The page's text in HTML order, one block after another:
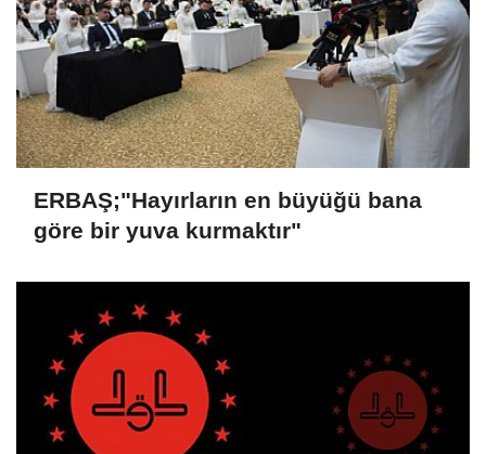
ERBAŞ;"Hayırların en büyüğü bana
göre bir yuva kurmaktır"